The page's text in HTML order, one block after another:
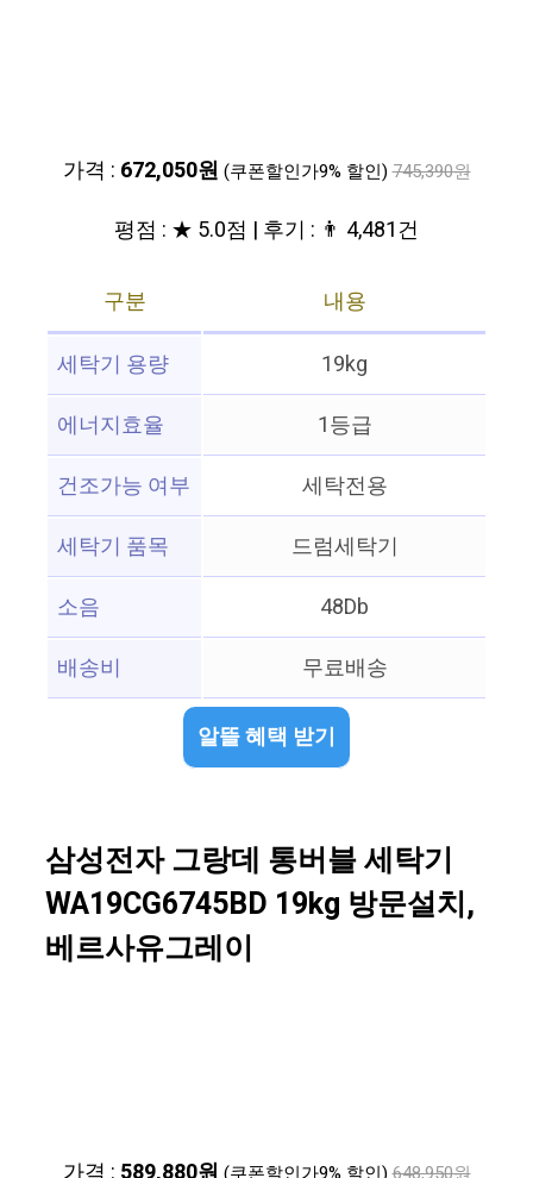
가격 : 672,050원 (쿠폰할인가9% 할인) 745,390원
평점 : ★ 5.0점 | 후기 : 👨‍‍ 4,481건
구분
내용
세탁기 용량
19kg
에너지효율
1등급
건조가능 여부
세탁전용
세탁기 품목
드럼세탁기
소음
48Db
배송비
무료배송
알뜰 혜택 받기
삼성전자 그랑데 통버블 세탁기
WA19CG6745BD 19kg 방문설치,
베르사유그레이